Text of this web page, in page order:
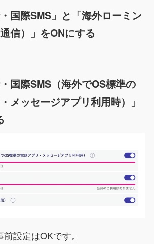
・国際SMS」と「海外ローミン
信）」をONにする
・国際SMS（海外でOS標準の
メッセージアプリ利用時）」
設定はOKです。